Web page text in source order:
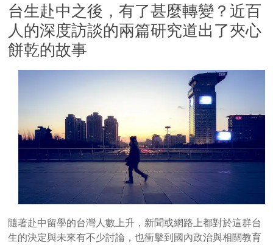
台生赴中之後，有了甚麼轉變？近百
人的深度訪談的兩篇研究道出了夾心
餅乾的故事
隨著赴中留學的台灣人數上升，新聞或網路上都對於這群台
生的決定與未來有不少討論，也衝擊到國內政治與相關教育